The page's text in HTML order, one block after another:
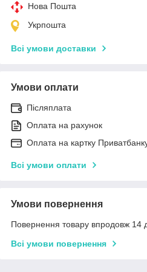
Нова Пошта
Укрпошта
Всі умови доставки
Умови оплати
Післяплата
Оплата на рахунок
Оплата на картку
Всі умови оплати
Умови повернення
Повернення товару впродовж 14
Всі умови повернення